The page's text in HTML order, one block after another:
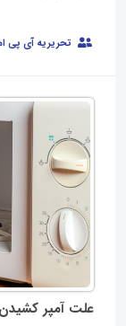
تحریریه آی پی
علت آمپر کشیدن